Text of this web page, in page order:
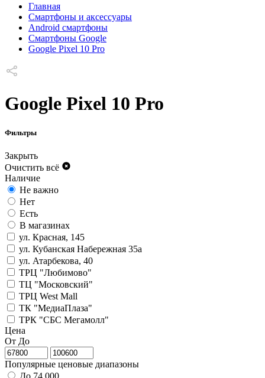
Главная
Смартфоны и аксессуары
Android cмартфоны
Смартфоны Google
Google Pixel 10 Pro
Google Pixel 10 Pro
Фильтры
Закрыть
Очистить всё
Наличие
Не важно
Нет
Есть
В магазинах
ул. Красная, 145
ул. Кубанская Набережная 35а
ул. Атарбекова, 40
ТРЦ "Любимово"
ТЦ "Московский"
ТРЦ West Mall
ТК "МедиаПлаза"
ТРК "СБС Мегамолл"
Цена
От До
Популярные ценовые диапазоны
До 74 000